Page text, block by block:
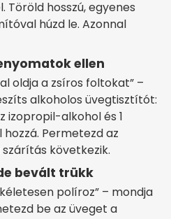
Töröld hosszú, egyenes
húzd le. Azonnal
ellen
oldja a zsíros foltokat” –
alkoholos üvegtisztítót:
izopropil-alkohol és 1
Permetezd az
következik.
bevált trükk
políroz” – mondja
be az üveget a